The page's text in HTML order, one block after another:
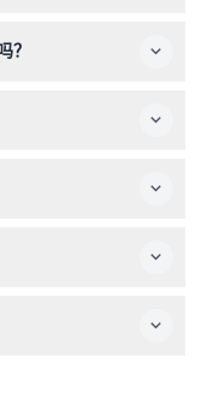
适合学步儿童和家
？
可以带些小吃，当然
存。